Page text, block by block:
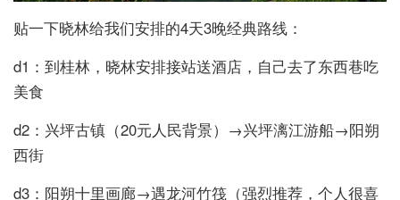
贴一下晓林给我们安排的4天3晚经典路线：
d1：到桂林，晓林安排接站送酒店，自己去了东西巷吃
美食
d2：兴坪古镇（20元人民背景）→兴坪漓江游船→阳朔
西街
d3：阳朔十里画廊→遇龙河竹筏（强烈推荐，个人很喜